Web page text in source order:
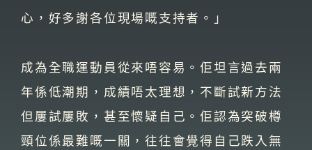
心，好多謝各位現場嘅支持者。」
成為全職運動員從來唔容易。佢坦言過去兩
年係低潮期，成績唔太理想，不斷試新方法
但屢試屢敗，甚至懷疑自己。佢認為突破樽
頸位係最難嘅一關，往往會覺得自己跌入無